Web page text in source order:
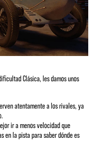
Clásica, les damos unos
atentamente a los rivales, ya
ir a menos velocidad que
en la pista para saber dónde es